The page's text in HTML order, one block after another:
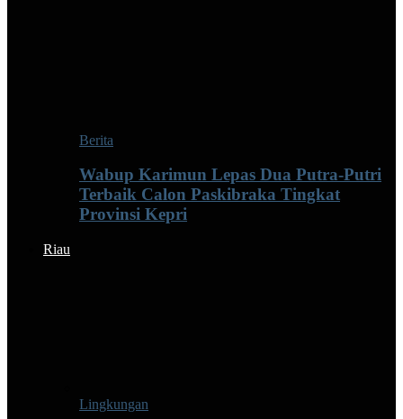
Berita
Wabup Karimun Lepas Dua Putra-Putri
Terbaik Calon Paskibraka Tingkat
Provinsi Kepri
Riau
Lingkungan